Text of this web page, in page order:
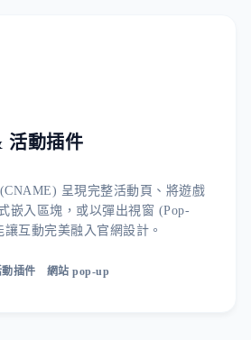
活動插件
呈現完整活動頁、將遊戲
嵌入區塊，或以彈出視窗 (Pop-
互動完美融入官網設計。
動插件 網站 pop-up